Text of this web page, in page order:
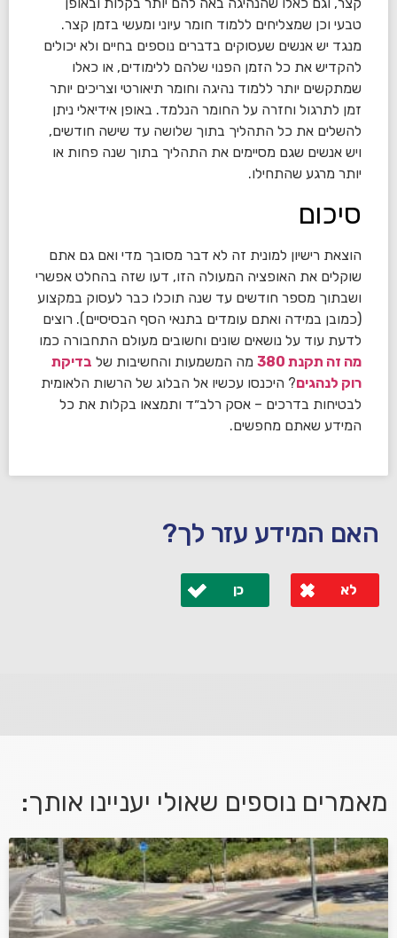
טבעי וכן שמצליחים ללמוד חומר עיוני ומעשי בזמן קצר.
מנגד יש אנשים שעסוקים בדברים נוספים בחיים ולא יכולים
להקדיש את כל הזמן הפנוי שלהם ללימודים, או כאלו
שמתקשים יותר ללמוד נהיגה וחומר תיאורטי וצריכים יותר
זמן לתרגול וחזרה על החומר הנלמד. באופן אידיאלי ניתן
להשלים את כל התהליך בתוך שלושה עד שישה חודשים,
ויש אנשים שגם מסיימים את התהליך בתוך שנה פחות או
יותר מרגע שהתחילו.
סיכום
הוצאת רישיון למונית זה לא דבר מסובך מדי ואם גם אתם
שוקלים את האופציה המעולה הזו, דעו שזה בהחלט אפשרי
ושבתוך מספר חודשים עד שנה תוכלו כבר לעסוק במקצוע
(כמובן במידה ואתם עומדים בתנאי הסף הבסיסיים). רוצים
לדעת עוד על נושאים שונים וחשובים מעולם התחבורה כמו
מה זה תקנת 380
מה המשמעות והחשיבות של בדיקת
רוק לנהגים? היכנסו עכשיו אל הבלוג של הרשות הלאומית
לבטיחות בדרכים – אסק רלב״ד ותמצאו בקלות את כל
המידע שאתם מחפשים.
האם המידע עזר לך?
לא כן
אני מאשר/ת קבלת דיוור במייל ושימוש בפרטים בהתאם
למדיניות הפרטיות
מאמרים נוספים שאולי יעניינו אותך: